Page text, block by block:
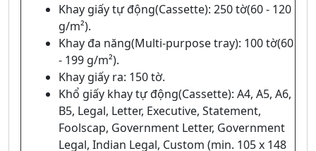
Khay giấy tự động(Cassette): 250 tờ(60 - 120
g/m²).
Khay đa năng(Multi-purpose tray): 100 tờ(60
- 199 g/m²).
Khay giấy ra: 150 tờ.
Khổ giấy khay tự động(Cassette): A4, A5, A6,
B5, Legal, Letter, Executive, Statement,
Foolscap, Government Letter, Government
Legal, Indian Legal, Custom (min. 105 x 148